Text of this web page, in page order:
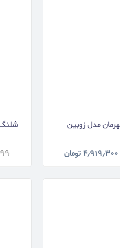
مدل زوبین
۴٫۹۱۹٫۳۰۰ تومان
شلنگ